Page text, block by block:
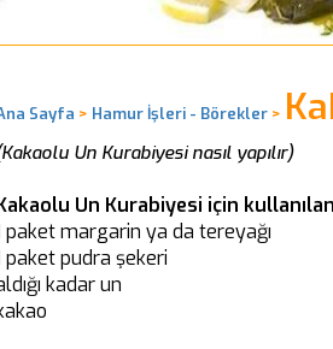
Sayfa > Hamur İşleri - Börekler>
Un Kurabiyesi nasıl yapılır)
Un Kurabiyesi için
paket margarin ya da tereyağı
paket pudra şekeri
kadar un